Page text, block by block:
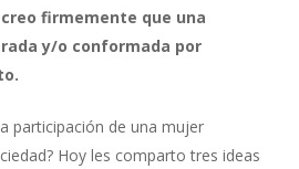
creo firmemente que una
y/o conformada por
participación de una mujer
Hoy les comparto tres ideas